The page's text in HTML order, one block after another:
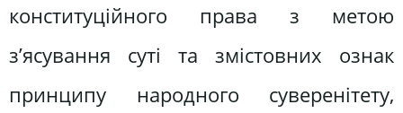
конституційного права з метою
з’ясування суті та змістовних ознак
принципу народного суверенітету,